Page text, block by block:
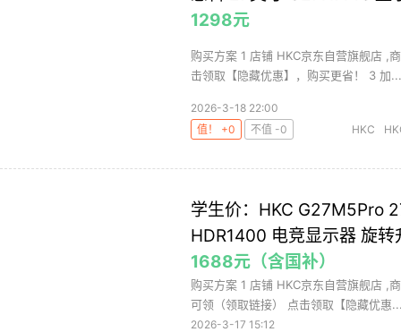
1298元
购买方案 1 店铺 HKC京东自营旗舰店 ,
击领取【隐藏优惠】，购买更省！ 3 加...
2026-3-18 22:00
值！ +0
不值 -0 HKC
学生价：HKC G27M5Pro
HDR1400 电竞显示器 旋转
1688元（含国补）
购买方案 1 店铺 HKC京东自营旗舰店 ,
可领（领取链接） 点击领取【隐藏优惠
2026-3-17 15:12